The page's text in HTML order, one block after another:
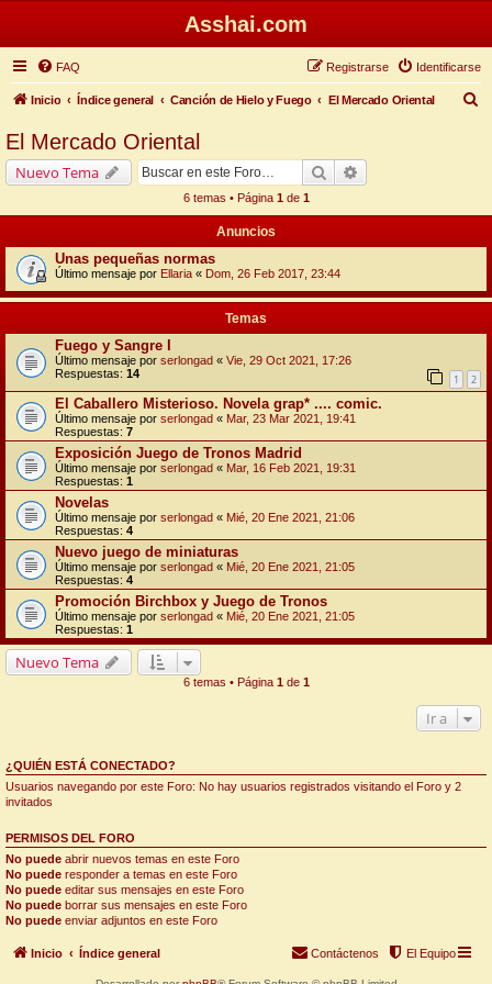
Asshai.com
FAQ Identificarse
Registrarse
Inicio Índice general Canción de Hielo y Fuego El Mercado Oriental
El Mercado Oriental
Nuevo Tema Buscar
6 temas • Página 1de 1
Anuncios
Unas pequeñas normas
Último mensaje por Ellaria « Dom, 26 Feb 2017, 23:44
Temas
Fuego y Sangre I
Último mensaje por serlongad « Vie, 29 Oct 2021, 17:26
Respuestas: 14 1 2
El Caballero Misterioso. Novela grap* .... comic.
Último mensaje por serlongad « Mar, 23 Mar 2021, 19:41
Respuestas: 7
Exposición Juego de Tronos Madrid
Último mensaje por serlongad « Mar, 16 Feb 2021, 19:31
Respuestas: 1
Novelas
Último mensaje por serlongad « Mié, 20 Ene 2021, 21:06
Respuestas: 4
Nuevo juego de miniaturas
Último mensaje por serlongad « Mié, 20 Ene 2021, 21:05
Respuestas: 4
Promoción Birchbox y Juego de Tronos
Último mensaje por serlongad « Mié, 20 Ene 2021, 21:05
Respuestas: 1
Nuevo Tema
6 temas • Página 1de 1
Ir a
¿QUIÉN ESTÁ CONECTADO?
Usuarios navegando por este Foro: No hay usuarios registrados visitando el Foro y 2
invitados
PERMISOS DEL FORO
No puede abrir nuevos temas en este Foro
No puede responder a temas en este Foro
No puede editar sus mensajes en este Foro
No puede borrar sus mensajes en este Foro
No puede enviar adjuntos en este Foro
Inicio Índice general El Equipo
Contáctenos